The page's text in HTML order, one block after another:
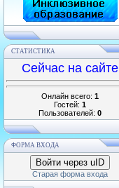
СТАТИСТИКА
Сейчас на сайте
Онлайн всего: 1
Гостей: 1
Пользователей: 0
ФОРМА ВХОДА
Войти через uID
Старая форма входа